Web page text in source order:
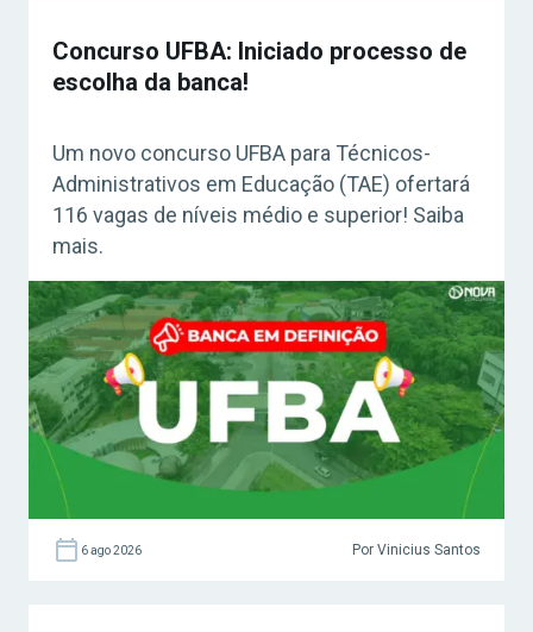
Concurso UFBA: Iniciado processo de
escolha da banca!
Um novo concurso UFBA para Técnicos-
Administrativos em Educação (TAE) ofertará
116 vagas de níveis médio e superior! Saiba
mais.
6 ago 2026 Por Vinicius Santos